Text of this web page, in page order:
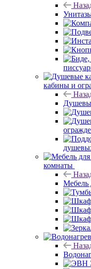
кабины и
комнаты
Мебель